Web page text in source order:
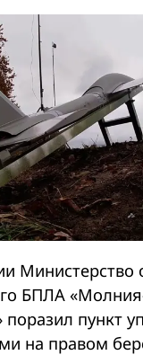
Министерство
БПЛА
поразил пункт
на правом